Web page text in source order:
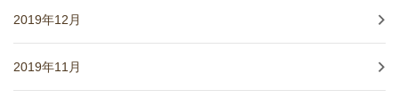
2019年12月
2019年11月